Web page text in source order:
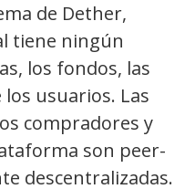
de Dether,
tiene ningún
los fondos, las
los usuarios. Las
compradores y
son peer-
descentralizadas.